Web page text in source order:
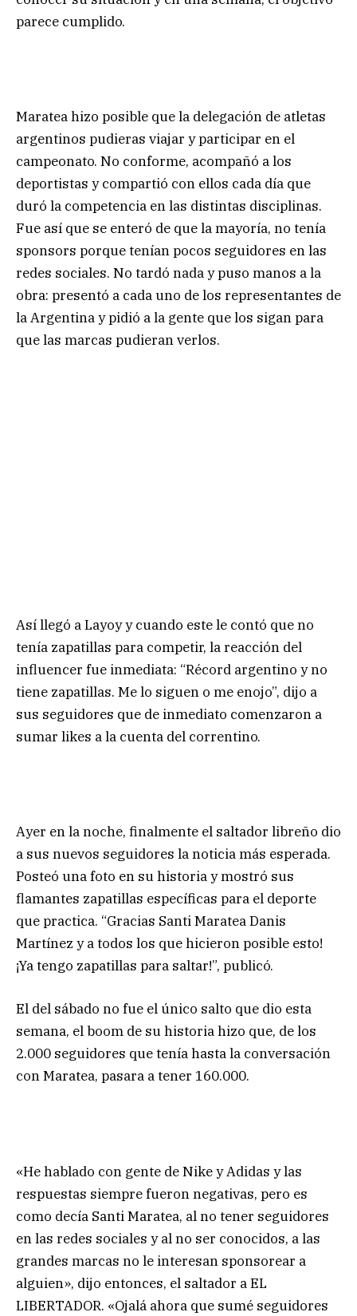
parece cumplido.
Maratea hizo posible que la delegación de atletas
argentinos pudieras viajar y participar en el
campeonato. No conforme, acompañó a los
deportistas y compartió con ellos cada día que
duró la competencia en las distintas disciplinas.
Fue así que se enteró de que la mayoría, no tenía
sponsors porque tenían pocos seguidores en las
redes sociales. No tardó nada y puso manos a la
obra: presentó a cada uno de los representantes de
la Argentina y pidió a la gente que los sigan para
que las marcas pudieran verlos.
Así llegó a Layoy y cuando este le contó que no
tenía zapatillas para competir, la reacción del
influencer fue inmediata: “Récord argentino y no
tiene zapatillas. Me lo siguen o me enojo”, dijo a
sus seguidores que de inmediato comenzaron a
sumar likes a la cuenta del correntino.
Ayer en la noche, finalmente el saltador libreño dio
a sus nuevos seguidores la noticia más esperada.
Posteó una foto en su historia y mostró sus
flamantes zapatillas específicas para el deporte
que practica. “Gracias Santi Maratea Danis
Martínez y a todos los que hicieron posible esto!
¡Ya tengo zapatillas para saltar!”, publicó.
El del sábado no fue el único salto que dio esta
semana, el boom de su historia hizo que, de los
2.000 seguidores que tenía hasta la conversación
con Maratea, pasara a tener 160.000.
«He hablado con gente de Nike y Adidas y las
respuestas siempre fueron negativas, pero es
como decía Santi Maratea, al no tener seguidores
en las redes sociales y al no ser conocidos, a las
grandes marcas no le interesan sponsorear a
alguien», dijo entonces, el saltador a EL
LIBERTADOR. «Ojalá ahora que sumé seguidores